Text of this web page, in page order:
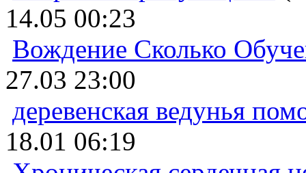
14.05 00:23
Вождение Сколько
27.03 23:00
деревенская ведунья
18.01 06:19